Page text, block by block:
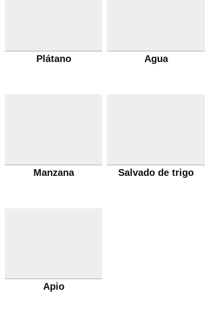
Plátano Agua
Manzana Salvado de trigo
Apio